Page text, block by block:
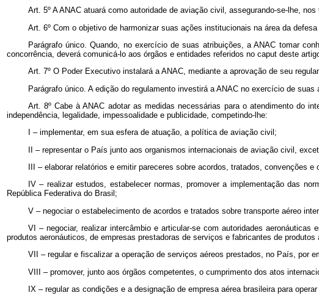
Art. 5º A ANAC atuará como autoridade de aviação civil, assegurando-se-lhe,
Art. 6º Com o objetivo de harmonizar suas ações institucionais na área da
Parágrafo único. Quando, no exercício de suas atribuições, a ANAC tomar
concorrência, deverá comunicá-lo aos órgãos e entidades referidos no caput deste
Art. 7º O Poder Executivo instalará a ANAC, mediante a aprovação de seu
Parágrafo único. A edição do regulamento investirá a ANAC no exercício de suas
Art. 8º Cabe à ANAC adotar as medidas necessárias para o atendimento do
independência, legalidade, impessoalidade e publicidade, competindo-lhe:
I – implementar, em sua esfera de atuação, a política de aviação civil;
II – representar o País junto aos organismos internacionais de aviação civil,
III – elaborar relatórios e emitir pareceres sobre acordos, tratados, convenções
IV – realizar estudos, estabelecer normas, promover a implementação das
República Federativa do Brasil;
V – negociar o estabelecimento de acordos e tratados sobre transporte aéreo
VI – negociar, realizar intercâmbio e articular-se com autoridades
produtos aeronáuticos, de empresas prestadoras de serviços e fabricantes de
VII – regular e fiscalizar a operação de serviços aéreos prestados, no País, por
VIII – promover, junto aos órgãos competentes, o cumprimento dos atos
IX – regular as condições e a designação de empresa aérea brasileira para